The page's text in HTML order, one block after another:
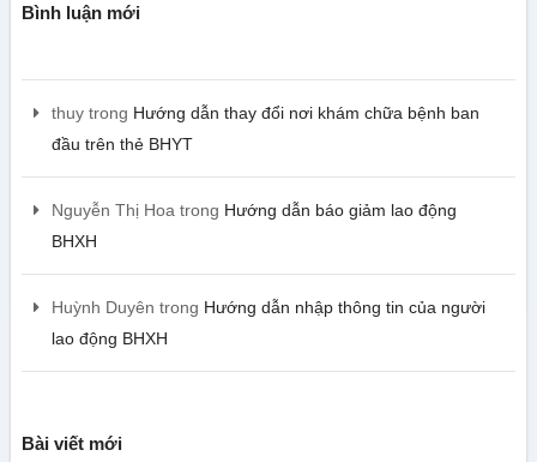
Bình luận mới
thuytrong Hướng dẫn thay đổi nơi khám chữa bệnh ban
đầu trên thẻ BHYT
Nguyễn Thị Hoa trong Hướng dẫn báo giảm lao động
BHXH
Huỳnh Duyên trong Hướng dẫn nhập thông tin của người
lao động BHXH
Bài viết mới